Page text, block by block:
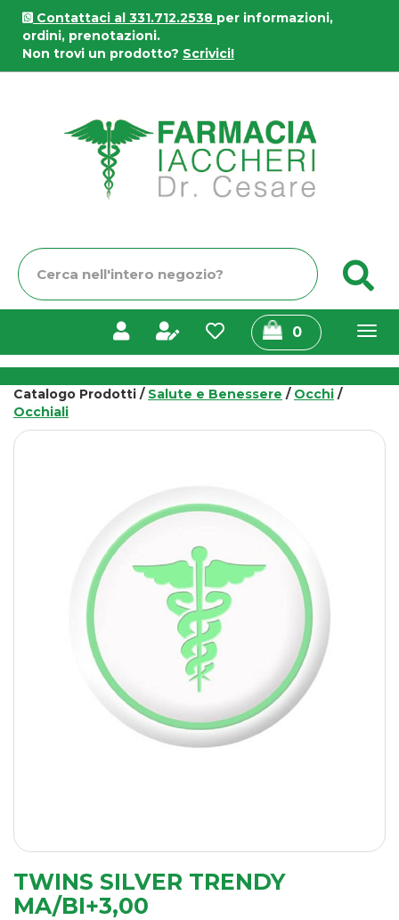
Passa
contenuto
principale
Contattaci al 331.712.2538 per informazioni,
ordini, prenotazioni.
Non trovi un prodotto? Scrivici!
Cerca
Prodotto
0prodotti
inseriti
Catalogo Prodotti / Salute e Benessere / Occhi /
Occhiali
TWINS SILVER TRENDY
MA/BI+3,00